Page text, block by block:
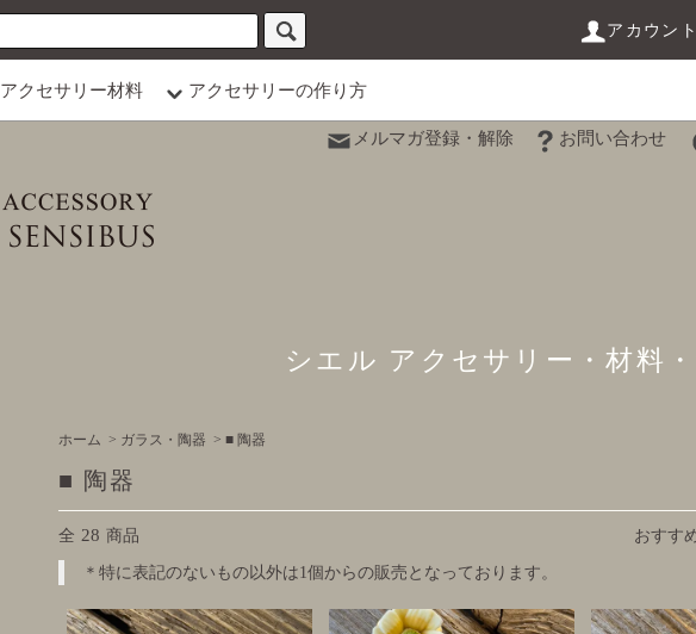
アカウント
アクセサリー材料 アクセサリーの作り方
メルマガ登録・解除 お問い合わせ
シエル アクセサリー・材料
ホーム > ガラス・陶器 > ■ 陶器
■ 陶器
全 28 商品 おすす
＊特に表記のないもの以外は1個からの販売となっております。